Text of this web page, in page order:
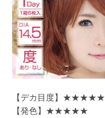
【デカ目度】★★★★★
【発色】★★★★★